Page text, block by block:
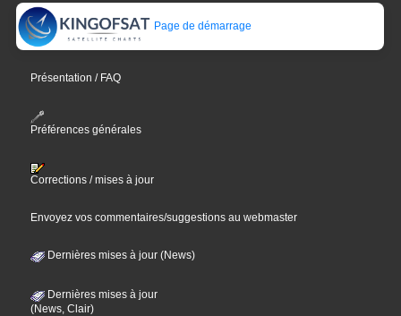
Page de démarrage
Présentation / FAQ
Préférences générales
Corrections / mises à jour
Envoyez vos commentaires/suggestions au webmaster
Dernières mises à jour (News)
Dernières mises à jour
(News, Clair)